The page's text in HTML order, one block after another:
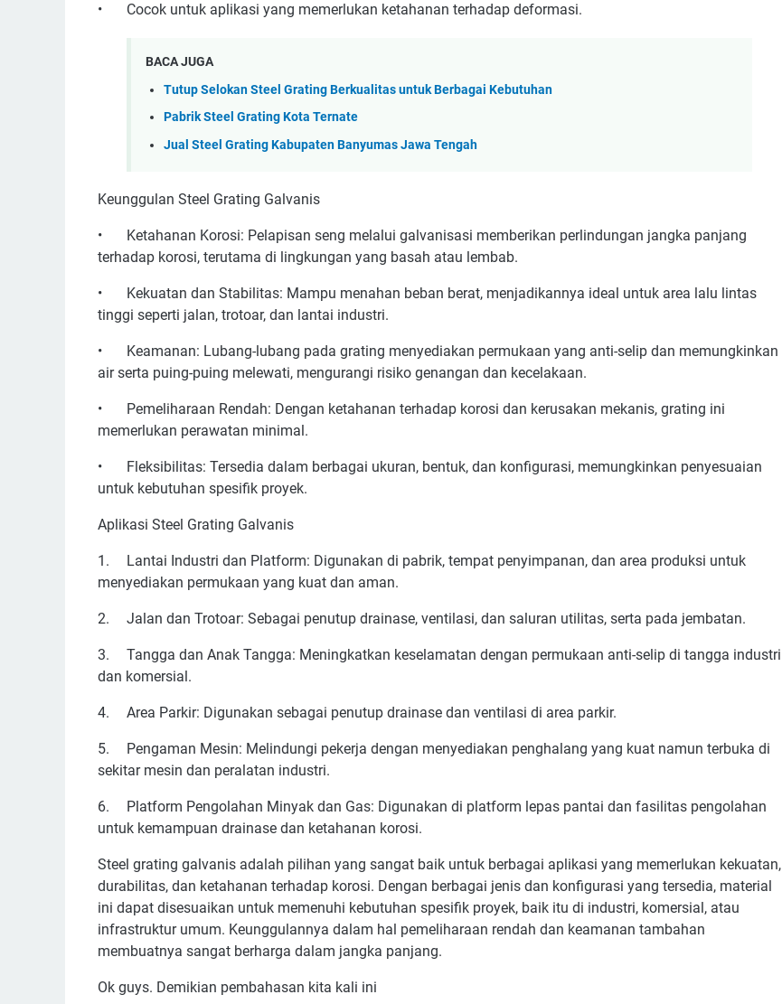
• Cocok untuk aplikasi yang memerlukan ketahanan terhadap deformasi.
BACA JUGA
Tutup Selokan Steel Grating Berkualitas untuk Berbagai Kebutuhan
Pabrik Steel Grating Kota Ternate
Jual Steel Grating Kabupaten Banyumas Jawa Tengah
Keunggulan Steel Grating Galvanis
•
Ketahanan Korosi: Pelapisan seng melalui galvanisasi memberikan perlindungan jangka panjang
terhadap korosi, terutama di lingkungan yang basah atau lembab.
•
Kekuatan dan Stabilitas: Mampu menahan beban berat, menjadikannya ideal untuk area lalu lintas
tinggi seperti jalan, trotoar, dan lantai industri.
•
Keamanan: Lubang-lubang pada grating menyediakan permukaan yang anti-selip dan memungkinkan
air serta puing-puing melewati, mengurangi risiko genangan dan kecelakaan.
•
Pemeliharaan Rendah: Dengan ketahanan terhadap korosi dan kerusakan mekanis, grating ini
memerlukan perawatan minimal.
•
Fleksibilitas: Tersedia dalam berbagai ukuran, bentuk, dan konfigurasi, memungkinkan penyesuaian
untuk kebutuhan spesifik proyek.
Aplikasi Steel Grating Galvanis
1.
Lantai Industri dan Platform: Digunakan di pabrik, tempat penyimpanan, dan area produksi untuk
menyediakan permukaan yang kuat dan aman.
2. Jalan dan Trotoar: Sebagai penutup drainase, ventilasi, dan saluran utilitas, serta pada jembatan.
3.
Tangga dan Anak Tangga: Meningkatkan keselamatan dengan permukaan anti-selip di tangga industri
dan komersial.
4. Area Parkir: Digunakan sebagai penutup drainase dan ventilasi di area parkir.
5.
Pengaman Mesin: Melindungi pekerja dengan menyediakan penghalang yang kuat namun terbuka di
sekitar mesin dan peralatan industri.
6.
Platform Pengolahan Minyak dan Gas: Digunakan di platform lepas pantai dan fasilitas pengolahan
untuk kemampuan drainase dan ketahanan korosi.
Steel grating galvanis adalah pilihan yang sangat baik untuk berbagai aplikasi yang memerlukan kekuatan,
durabilitas, dan ketahanan terhadap korosi. Dengan berbagai jenis dan konfigurasi yang tersedia, material
ini dapat disesuaikan untuk memenuhi kebutuhan spesifik proyek, baik itu di industri, komersial, atau
infrastruktur umum. Keunggulannya dalam hal pemeliharaan rendah dan keamanan tambahan
membuatnya sangat berharga dalam jangka panjang.
Ok guys. Demikian pembahasan kita kali ini